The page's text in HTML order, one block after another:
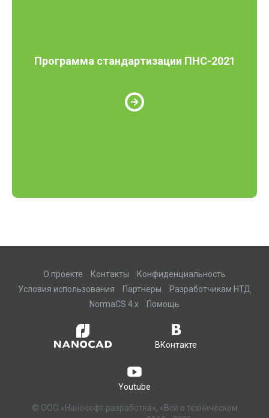
Программа стандартизации ПНС-2021
О проекте Контакты
Конфиденциальность
Условия использования
Партнеры
Разработчикам НТД
NormaCS 4.x
Помощь
ВКонтакте
Youtube
© ООО «Нанософт разработка», «Всё о техническом